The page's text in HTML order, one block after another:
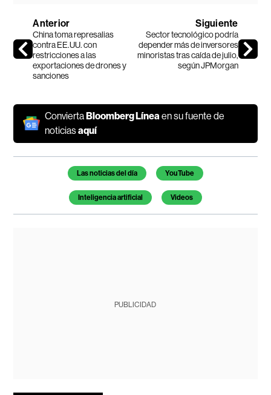
Anterior
China toma represalias
contra EE.UU. con
restricciones a las
exportaciones de drones y
sanciones
Siguiente
Sector tecnológico podría
depender más de inversores
minoristas tras caída de julio,
según JPMorgan
ConviertaBloomberg Línea en su fuente de
noticiasaquí
Temas de este artículo
Las noticias del día YouTube
Inteligencia artificial Videos
PUBLICIDAD